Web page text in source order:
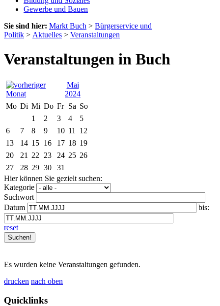
Gewerbe und Bauen
Sie sind hier: Markt Buch > Bürgerservice und
Politik > Aktuelles > Veranstaltungen
Veranstaltungen in Buch
Mai
2024
Mo Di Mi Do Fr Sa So
1
2 3 4
5
6
7 8 9 10 11
12
13
14 15 16 17 18 19
20
21 22 23 24 25 26
27
28 29 30
31
Hier können Sie gezielt suchen:
Kategorie
Suchwort
Datum
bis:
reset
Es wurden keine Veranstaltungen gefunden.
drucken nach oben
Quicklinks